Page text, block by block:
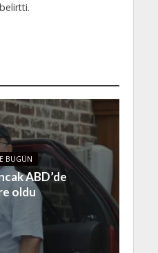
BUGÜN
ABD’de
oldu